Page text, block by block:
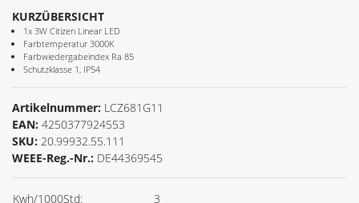
KURZÜBERSICHT
1x 3W Citizen Linear LED
Farbtemperatur 3000K
Farbwiedergabeindex Ra 85
Schutzklasse 1, IP54
Artikelnummer: LCZ681G11
EAN: 4250377924553
SKU: 20.99932.55.111
WEEE-Reg.-Nr.: DE44369545
Kwh/1000Std: 3